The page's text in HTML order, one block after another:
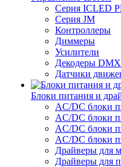
Серия ICLED
Серия JM
Контроллеры
Диммеры
Усилители
Декодеры
Датчики
Блоки питания и
AC/DC блоки
AC/DC блоки
AC/DC блоки
AC/DC блоки
Драйверы для
Драйверы для